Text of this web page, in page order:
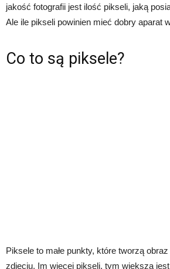
jakość fotografii jest ilość pikseli, jaką
Ale ile pikseli powinien mieć dobry aparat
Co to są piksele?
Piksele to małe punkty, które tworzą
zdjęciu. Im więcej pikseli, tym większa